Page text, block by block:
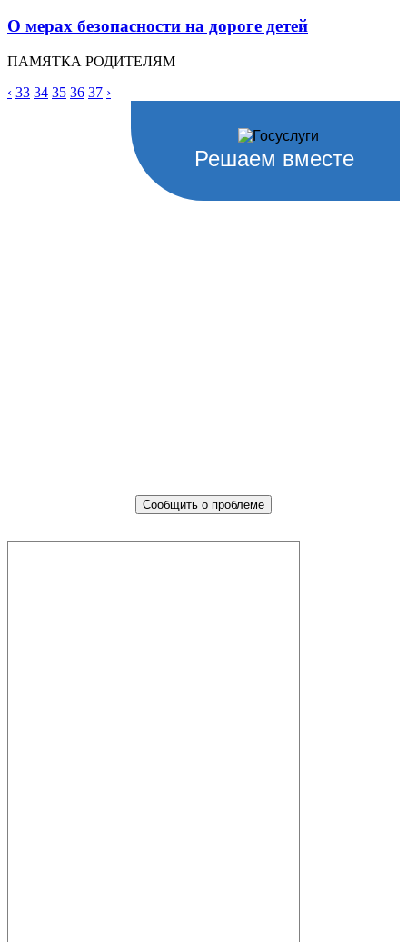
О мерах безопасности на дороге детей
ПАМЯТКА РОДИТЕЛЯМ
‹ 33 34 35 36 37 ›
Решаем вместе
Сообщить о проблеме